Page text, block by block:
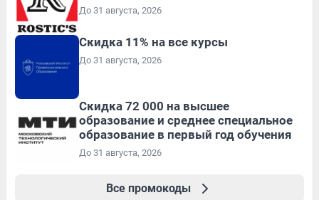
До 31 августа, 2026
Скидка 11% на все курсы
До 31 августа, 2026
Скидка 72 000 на высшее
образование и среднее специальное
образование в первый год обучения
До 31 августа, 2026
Все промокоды